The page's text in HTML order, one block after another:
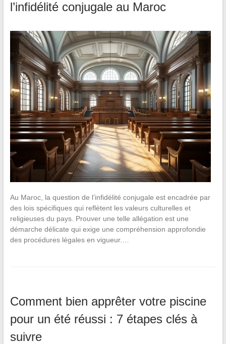
l’infidélité conjugale au Maroc
Au Maroc, la question de l’infidélité conjugale est encadrée par
des lois spécifiques qui reflètent les valeurs culturelles et
religieuses du pays. Prouver une telle allégation est une
démarche délicate qui exige une compréhension approfondie
des procédures légales en vigueur.…
Comment bien apprêter votre piscine
pour un été réussi : 7 étapes clés à
suivre